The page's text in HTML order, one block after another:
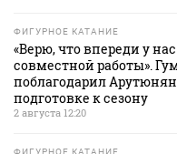
ФИГУРНОЕ КАТАНИЕ
«Верю, что впереди у
совместной работы».
поблагодарил
подготовке к сезону
2 августа 12:20